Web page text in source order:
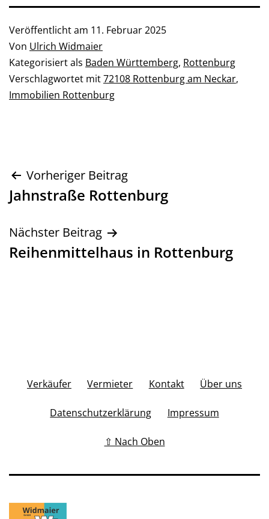
Veröffentlicht am 11. Februar 2025
Von Ulrich Widmaier
Kategorisiert als Baden Württemberg, Rottenburg
Verschlagwortet mit72108 Rottenburg am Neckar,
Immobilien Rottenburg
Beitragsnavigation
Vorheriger Beitrag
Jahnstraße Rottenburg
Nächster Beitrag
Reihenmittelhaus in Rottenburg
Verkäufer Vermieter Kontakt Über uns
Datenschutzerklärung Impressum
⇧ Nach Oben